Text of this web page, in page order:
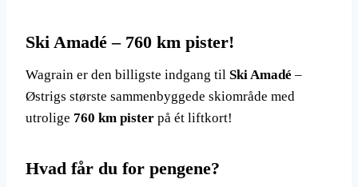
Ski Amadé – 760 km pister!
Wagrain er den billigste indgang til Ski Amadé –
Østrigs største sammenbyggede skiområde med
utrolige 760 km pister på ét liftkort!
Hvad får du for pengene?